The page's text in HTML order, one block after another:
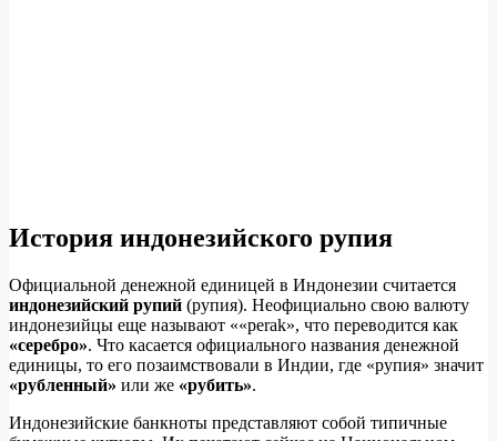
История индонезийского рупия
Официальной денежной единицей в Индонезии считается
индонезийский рупий (рупия). Неофициально свою валюту
индонезийцы еще называют ««perak», что переводится как
«серебро». Что касается официального названия денежной
единицы, то его позаимствовали в Индии, где «рупия» значит
«рубленный» или же «рубить».
Индонезийские банкноты представляют собой типичные